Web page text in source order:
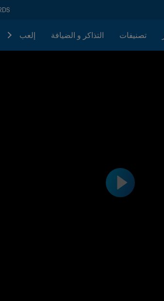
تصنيفات التذاكر و الضيافة إلعب